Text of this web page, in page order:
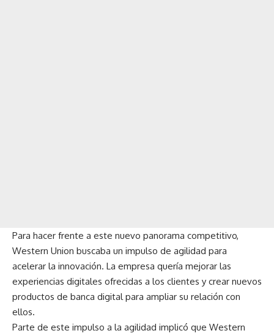
Para hacer frente a este nuevo panorama competitivo,
Western Union buscaba un impulso de agilidad para
acelerar la innovación. La empresa quería mejorar las
experiencias digitales ofrecidas a los clientes y crear nuevos
productos de banca digital para ampliar su relación con
ellos.
Parte de este impulso a la agilidad implicó que Western